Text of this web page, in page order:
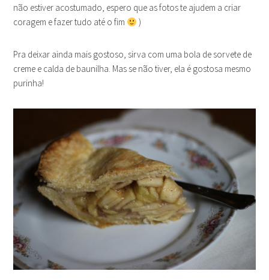
não estiver acostumado, espero que as fotos te ajudem a criar
coragem e fazer tudo até o fim
)
Pra deixar ainda mais gostoso, sirva com uma bola de sorvete de
creme e calda de baunilha. Mas se não tiver, ela é gostosa mesmo
purinha!